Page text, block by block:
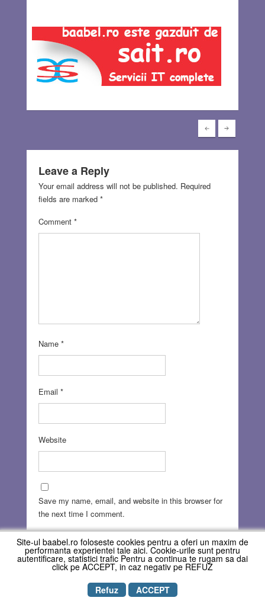
Leave a Reply
Your email address will not be published. Required
fields are marked *
Comment *
Name *
Email *
Website
Save my name, email, and website in this browser for
the next time I comment.
Copyright © REVISTA BAABEL
Site-ul baabel.ro foloseste cookies pentru a oferi un maxim de
performanta experientei tale aici. Cookie-urile sunt pentru
autentificare, statistici trafic Pentru a continua te rugam sa dai
click pe ACCEPT, in caz negativ pe REFUZ
Refuz
ACCEPT